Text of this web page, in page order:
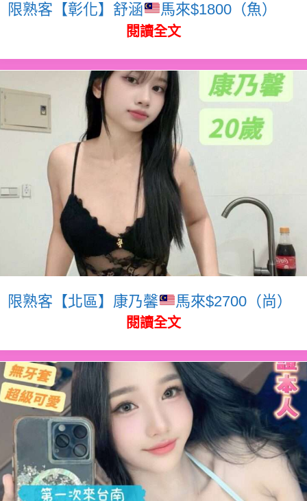
限熟客【彰化】舒涵 馬來$1800（魚）
閱讀全文
限熟客【北區】康乃馨 馬來$2700（尚）
閱讀全文